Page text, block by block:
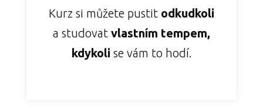
Kurz si můžete pustit odkudkoli
a studovat vlastním tempem,
kdykoli se vám to hodí.